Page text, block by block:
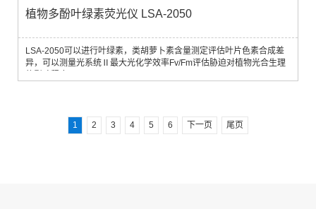
植物多酚叶绿素荧光仪 LSA-2050
LSA-2050可以进行叶绿素，类胡萝卜素含量测定评估叶片色素合成差
异，可以测量光系统Ⅱ最大光化学效率Fv/Fm评估胁迫对植物光合生理
1 2 3 4 5 6 下一页 尾页